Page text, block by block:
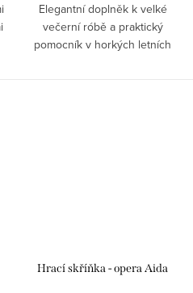
Elegantní doplněk k velké
večerní róbě a praktický
pomocník v horkých letních
Hrací skříňka - opera Aida